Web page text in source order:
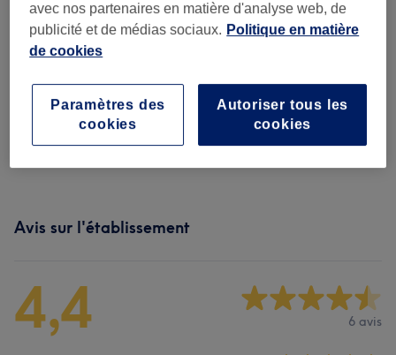
Manucure (6) à partir de 10 €
Nail Art Et Suppléments à partir de 10 €
Avis sur l'établissement
4,4 6 avis
avec nos partenaires en matière d'analyse web, de
publicité et de médias sociaux. Politique en matière
de cookies
Autoriser tous les
cookies
Paramètres des
cookies